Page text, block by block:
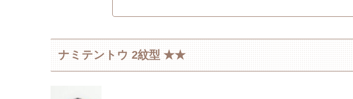
ナミテントウ 2紋型 ★★